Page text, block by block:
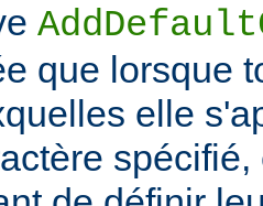
que lorsque
elle